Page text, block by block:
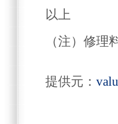
以上
（注）修
提供元：